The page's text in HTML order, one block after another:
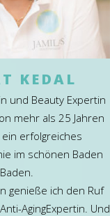
KEDAL
und Beauty Expertin
mehr als 25 Jahren
erfolgreiches
im schönen Baden
Baden.
genieße ich den Ruf
AgingExpertin. Und